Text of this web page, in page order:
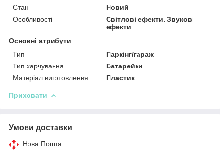
Стан
Новий
Особливості
Світлові ефекти, Звукові
ефекти
Основні атрибути
Тип
Паркінг/гараж
Тип харчування
Батарейки
Матеріал виготовлення
Пластик
Приховати
Умови доставки
Нова Пошта